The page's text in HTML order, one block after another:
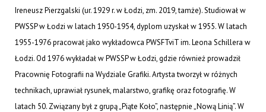
Ireneusz Pierzgalski (ur. 1929 r. w Łodzi, zm. 2019, tamże). Studiował w
PWSSP w Łodzi w latach 1950-1954, dyplom uzyskał w 1955. W latach
1955-1976 pracował jako wykładowca PWSFTviT im. Leona Schillera w
Łodzi. Od 1976 wykładał w PWSSP w Łodzi, gdzie również prowadził
Pracownię Fotografii na Wydziale Grafiki. Artysta tworzył w różnych
technikach, uprawiał rysunek, malarstwo, grafikę oraz fotografię. W
latach 50. Związany był z grupą „Piąte Koło”, następnie „Nową Linią”. W